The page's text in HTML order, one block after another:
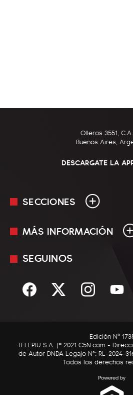
Olleros 3551,
Buenos Aires,
DESCARGATE LA
SECCIONES
En Vivo
Sociedad
C5N Autos
RatingCero
MÁS INFORMACIÓN
Mediakit
Términos y condiciones
SEGUINOS
Edición Nº
TELEPIU S.A. |© 2021 C5N.com -
de Autor DNDA Legajo N°: RL-2024-
Todos los derechos